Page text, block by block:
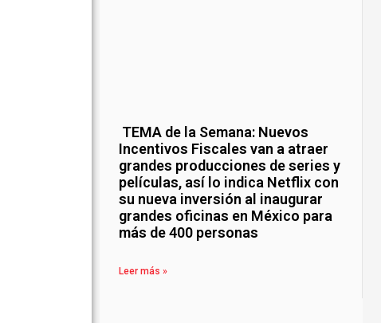
TEMA de la Semana: Nuevos
Incentivos Fiscales van a atraer
grandes producciones de series y
películas, así lo indica Netflix con
su nueva inversión al inaugurar
grandes oficinas en México para
más de 400 personas
Leer más »